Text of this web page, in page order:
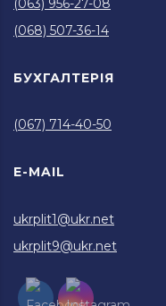
(063) 956-27-08
(068) 507-36-14
БУХГАЛТЕРІЯ
(067) 714-40-50
E-MAIL
ukrplit1@ukr.net
ukrplit9@ukr.net